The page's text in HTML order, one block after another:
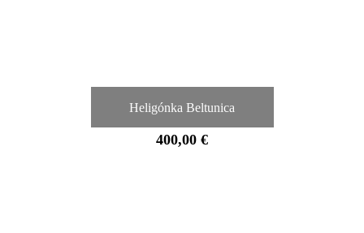
Heligónka Beltunica
400,00 €